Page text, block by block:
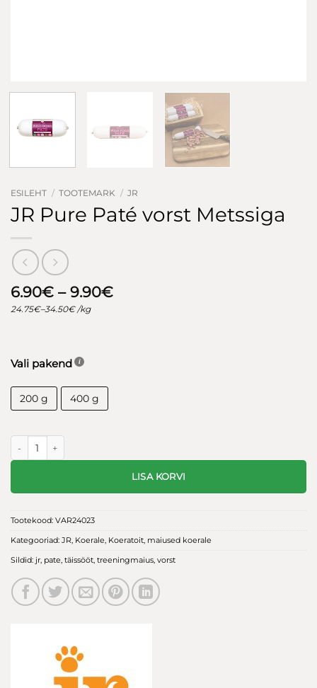
ESILEHT / TOOTEMARK / JR
JR Pure Paté vorst Metssiga
6.90€ – 9.90€Hinnavahemik:
24.75€–34.50€ /kg
Vali pakend
200 g 400 g
LISA KORVI
Tootekood: VAR24023
Kategooriad: JR, Koerale, Koeratoit, maiused koerale
Sildid: jr, pate, täissööt, treeningmaius, vorst